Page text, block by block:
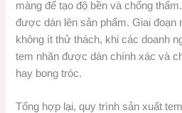
màng để tạo độ bền và chống
được dán lên sản phẩm. Giai đoạn
không ít thử thách, khi các doanh
tem nhãn được dán chính xác và
hay bong tróc.
Tổng hợp lại, quy trình sản xuất